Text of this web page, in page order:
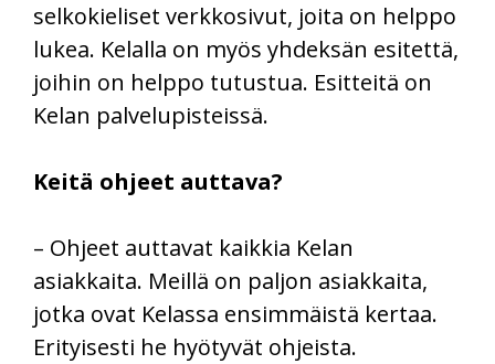
selkokieliset verkkosivut, joita on helppo
lukea. Kelalla on myös yhdeksän esitettä,
joihin on helppo tutustua. Esitteitä on
Kelan palvelupisteissä.
Keitä ohjeet auttava?
– Ohjeet auttavat kaikkia Kelan
asiakkaita. Meillä on paljon asiakkaita,
jotka ovat Kelassa ensimmäistä kertaa.
Erityisesti he hyötyvät ohjeista.